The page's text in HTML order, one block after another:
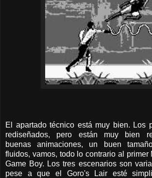
El apartado técnico está muy bien. Los
rediseñados, pero están muy bien
buenas animaciones, un buen
fluidos, vamos, todo lo contrario al primer
Game Boy. Los tres escenarios son
pese a que el Goro's Lair esté